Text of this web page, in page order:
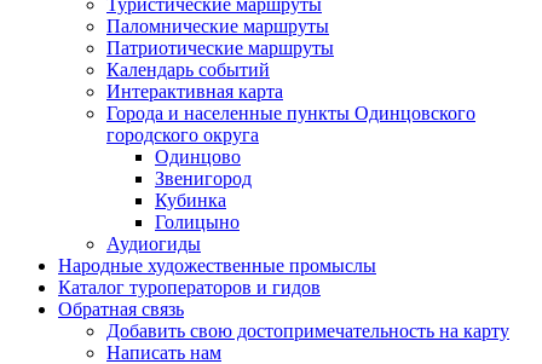
Паломнические маршруты
Патриотические маршруты
Календарь событий
Интерактивная карта
Города и населенные пункты Одинцовского
городского округа
Одинцово
Звенигород
Кубинка
Голицыно
Аудиогиды
Народные художественные промыслы
Каталог туроператоров и гидов
Обратная связь
Добавить свою достопримечательность на карту
Написать нам